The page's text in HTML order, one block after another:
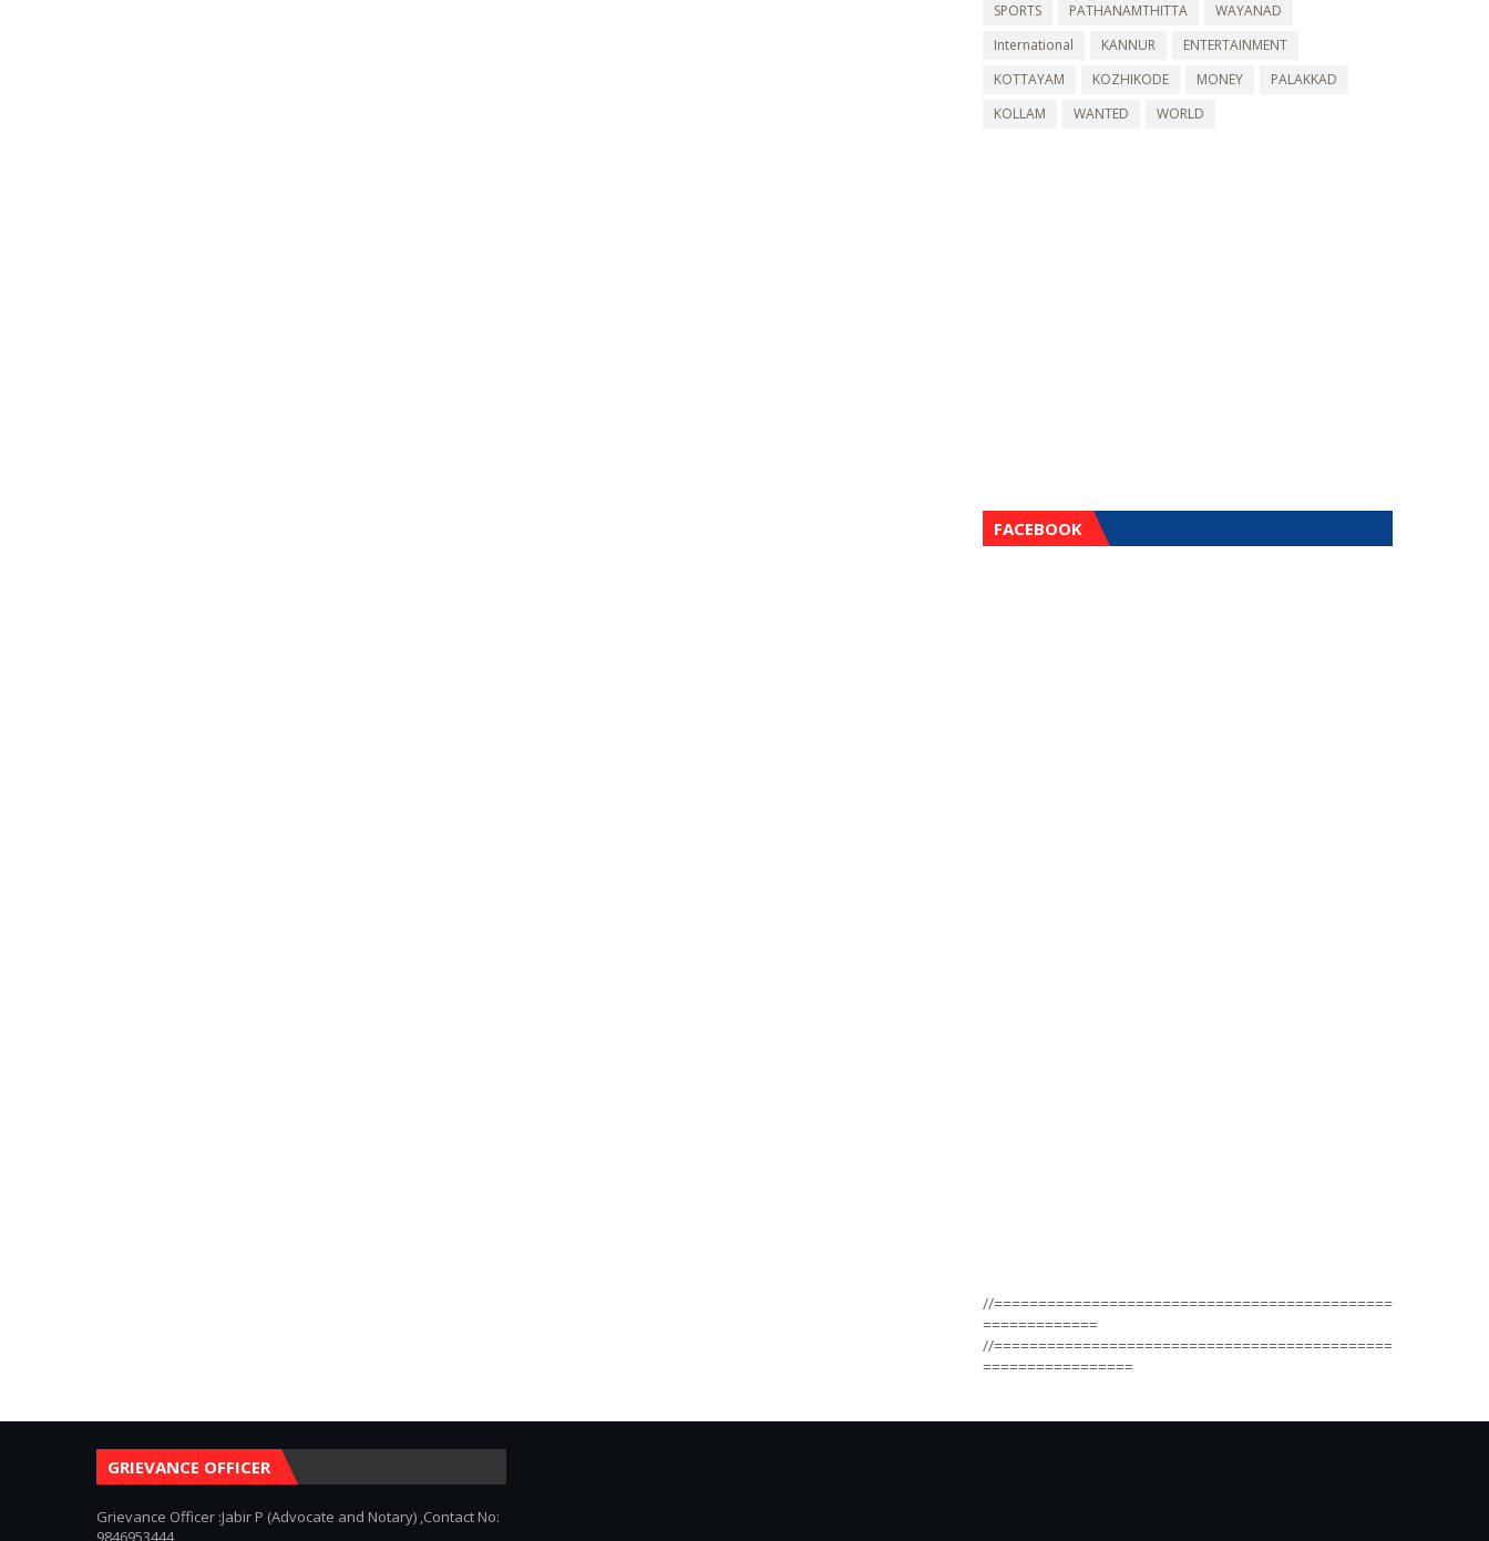
SPORTS
PATHANAMTHITTA
WAYANAD
International
KANNUR
ENTERTAINMENT
KOTTAYAM
KOZHIKODE MONEY
PALAKKAD
KOLLAM
WANTED WORLD
FACEBOOK
//=============================================
=============
//=============================================
=================
GRIEVANCE OFFICER
Grievance Officer :Jabir P (Advocate and Notary) ,Contact No:
9846953444